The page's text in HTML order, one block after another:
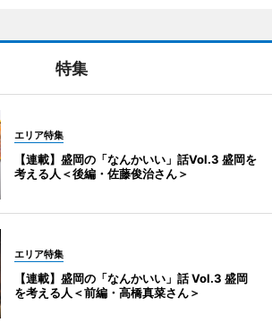
特集
エリア特集
【連載】盛岡の「なんかいい」話Vol.3 盛岡を
考える人＜後編・佐藤俊治さん＞
エリア特集
【連載】盛岡の「なんかいい」話 Vol.3 盛岡
を考える人＜前編・高橋真菜さん＞